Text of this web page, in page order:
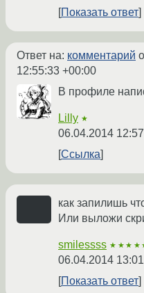
Показать ответ
Ответ на: комментарий
12:55:33 +00:00
В профиле
Lilly ★
06.04.2014
Ссылка
как запилишь
Или выложи
smilessss
06.04.2014
Показать ответ